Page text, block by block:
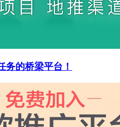
务的桥梁平台！